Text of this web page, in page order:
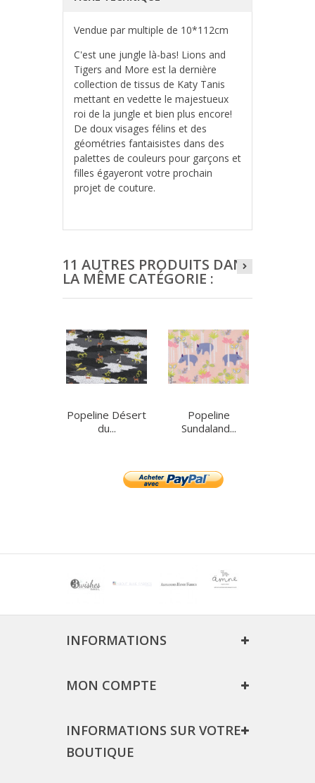
Vendue par multiple de 10*112cm
C'est une jungle là-bas! Lions and
Tigers and More est la dernière
collection de tissus de Katy Tanis
mettant en vedette le majestueux
roi de la jungle et bien plus encore!
De doux visages félins et des
géométries fantaisistes dans des
palettes de couleurs pour garçons et
filles égayeront votre prochain
projet de couture.
11 AUTRES PRODUITS DANS
LA MÊME CATÉGORIE :
Popeline Désert
du...
Popeline
Sundaland...
INFORMATIONS
MON COMPTE
INFORMATIONS SUR VOTRE
BOUTIQUE